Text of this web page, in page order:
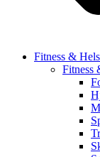
Fitness &
Fitness